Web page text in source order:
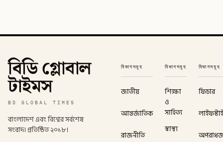
বিডি গ্লোবাল
টাইমস
BD GLOBAL TIMES
বাংলাদেশ এবং বিশ্বের সর্বশেষ
সংবাদ। প্রতিষ্ঠিত ২০১৮।
বিভাগসমূহ
জাতীয়
আন্তর্জাতিক
রাজনীতি
বিভাগসমূহ
শিক্ষা
ও
সাহিত্য
স্বাস্থ্য
বিভাগসমূহ
ফিচার